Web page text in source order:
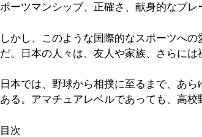
ポーツマンシップ、正確さ、献身的なプレ
しかし、このような国際的なスポーツへ
だ。日本の人々は、友人や家族、さらには
日本では、野球から相撲に至るまで、あ
ある。アマチュアレベルであっても、高
目次